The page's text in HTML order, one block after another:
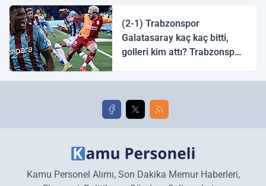
(2-1) Trabzonspor
Galatasaray kaç kaç bitti,
golleri kim attı? Trabzonspor
golleri!
Kamu Personel Alımı, Son Dakika Memur Haberleri,